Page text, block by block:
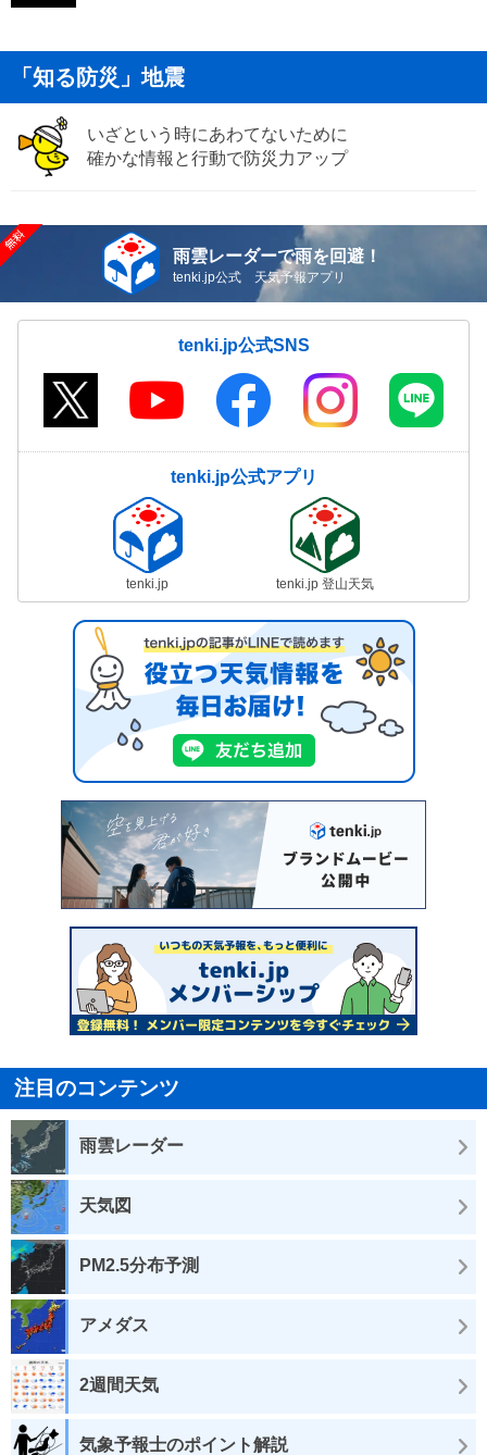
「知る防災」地震
いざという時にあわてないために
確かな情報と行動で防災力アップ
雨雲レーダーで雨を回避！
tenki.jp公式 天気予報アプリ
tenki.jp公式SNS
tenki.jp公式アプリ
tenki.jp tenki.jp 登山天気
注目のコンテンツ
雨雲レーダー
天気図
PM2.5分布予測
アメダス
2週間天気
気象予報士のポイント解説